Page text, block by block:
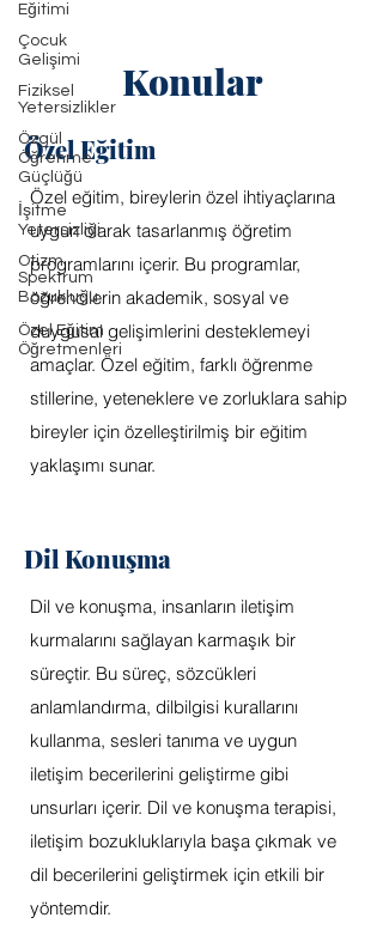
Eğitimi
Çocuk
Gelişimi
Fiziksel
Yetersizlikler
Özgül
Öğrenme
Güçlüğü
İşitme
Yetersizliği
Otizm
Spektrum
Bozukluğu
Özel Eğitim
Öğretmenleri
Konular
Özel Eğitim
Özel eğitim, bireylerin özel ihtiyaçlarına
uygun olarak tasarlanmış öğretim
programlarını içerir. Bu programlar,
öğrencilerin akademik, sosyal ve
duygusal gelişimlerini desteklemeyi
amaçlar. Özel eğitim, farklı öğrenme
stillerine, yeteneklere ve zorluklara sahip
bireyler için özelleştirilmiş bir eğitim
yaklaşımı sunar.
Dil Konuşma
Dil ve konuşma, insanların iletişim
kurmalarını sağlayan karmaşık bir
süreçtir. Bu süreç, sözcükleri
anlamlandırma, dilbilgisi kurallarını
kullanma, sesleri tanıma ve uygun
iletişim becerilerini geliştirme gibi
unsurları içerir. Dil ve konuşma terapisi,
iletişim bozukluklarıyla başa çıkmak ve
dil becerilerini geliştirmek için etkili bir
yöntemdir.